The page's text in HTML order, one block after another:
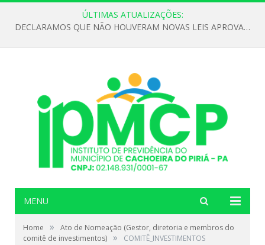
ÚLTIMAS ATUALIZAÇÕES:
DECLARAMOS QUE NÃO HOUVERAM NOVAS LEIS APROVADAS ATÉ O MOMENTO PARA O INSTITUTO DE PREVIDÊNCIA NO ANO DE 2026
MENU
Home »
Ato de Nomeação (Gestor, diretoria e membros do
comitê de investimentos) » COMITÊ_INVESTIMENTOS